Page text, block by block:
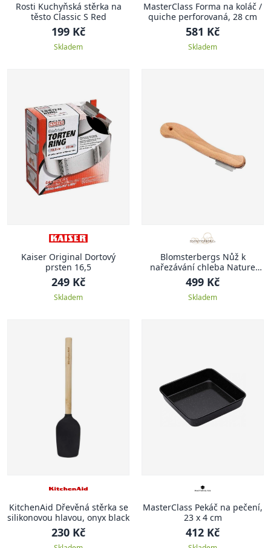
Rosti Kuchyňská stěrka na
těsto Classic S Red
199 Kč
Skladem
MasterClass Forma na koláč /
quiche perforovaná, 28 cm
581 Kč
Skladem
Kaiser Original Dortový
prsten 16,5
249 Kč
Skladem
Blomsterbergs Nůž k
nařezávání chleba Nature
19,3cm
499 Kč
Skladem
KitchenAid Dřevěná stěrka se
silikonovou hlavou, onyx black
230 Kč
MasterClass Pekáč na pečení,
23 x 4 cm
412 Kč